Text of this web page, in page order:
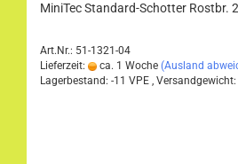
MiniTec Standard-Schotter Rostbr.
Art.Nr.: 51-1321-04
Lieferzeit:
ca. 1 Woche (Ausland
Lagerbestand: -11 VPE , Versandgewicht: